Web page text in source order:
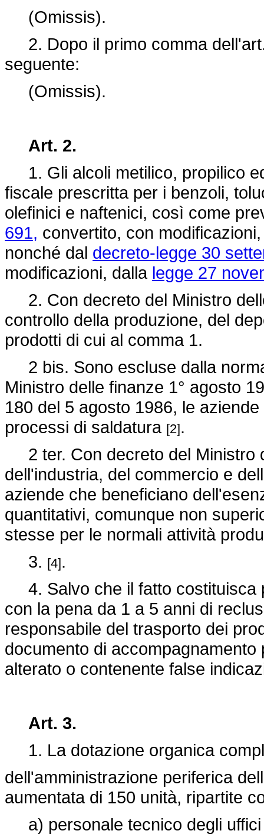
(Omissis).
2. Dopo il primo comma
seguente:
(Omissis).
Art. 2.
1. Gli alcoli metilico, propilico
fiscale prescritta per i benzoli,
olefinici e naftenici, così come
691, convertito, con
nonché dal decreto-legge 30
modificazioni, dalla legge 27
2. Con decreto del Ministro
controllo della produzione, del
prodotti di cui al comma 1.
2 bis. Sono escluse dalla
Ministro delle finanze 1° agosto
180 del 5 agosto 1986, le
processi di saldatura [2].
2 ter. Con decreto del Ministro
dell'industria, del commercio e
aziende che beneficiano
quantitativi, comunque non
stesse per le normali attività
3. [4].
4. Salvo che il fatto costituisca
con la pena da 1 a 5 anni di
responsabile del trasporto dei
documento di
alterato o contenente false
Art. 3.
1. La dotazione organica
dell'amministrazione periferica
aumentata di 150 unità, ripartite
a) personale tecnico degli uffici